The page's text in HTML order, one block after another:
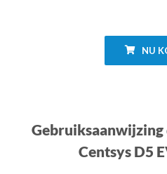
NU
Centsys D5